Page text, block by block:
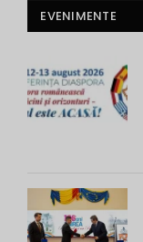
EVENIMENTE